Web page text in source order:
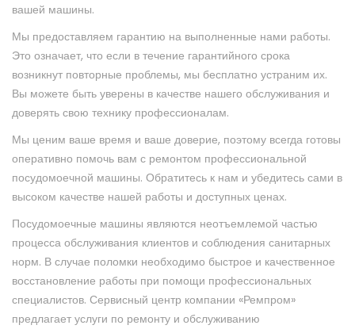
вашей машины.
Мы предоставляем гарантию на выполненные нами работы.
Это означает, что если в течение гарантийного срока
возникнут повторные проблемы, мы бесплатно устраним их.
Вы можете быть уверены в качестве нашего обслуживания и
доверять свою технику профессионалам.
Мы ценим ваше время и ваше доверие, поэтому всегда готовы
оперативно помочь вам с ремонтом профессиональной
посудомоечной машины. Обратитесь к нам и убедитесь сами в
высоком качестве нашей работы и доступных ценах.
Посудомоечные машины являются неотъемлемой частью
процесса обслуживания клиентов и соблюдения санитарных
норм. В случае поломки необходимо быстрое и качественное
восстановление работы при помощи профессиональных
специалистов. Сервисный центр компании «Ремпром»
предлагает услуги по ремонту и обслуживанию